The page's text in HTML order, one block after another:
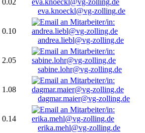
0.02
eva.knoeckl@vg-zolling.de
0.10
andrea.liebl@vg-zolling.de
2.05
sabine.lohr@vg-zolling.de
1.08
dagmar.maier@vg-zolling.de
0.14
erika.mehl@vg-zolling.de